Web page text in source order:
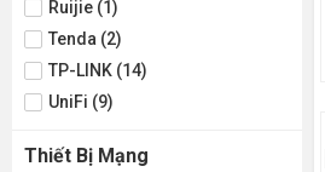
Ruijie (1)
Tenda (2)
TP-LINK (14)
UniFi (9)
Thiết Bị Mạng